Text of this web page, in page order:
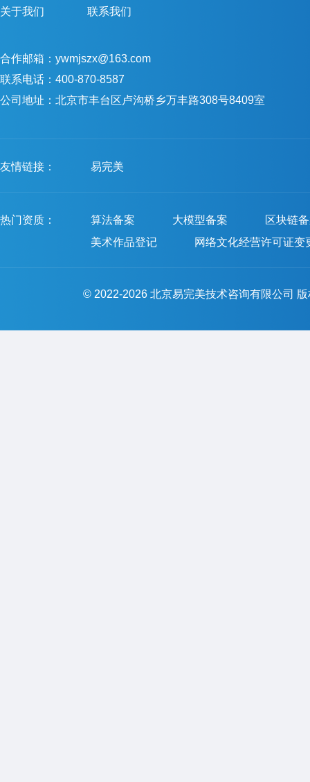
关于我们 联系我们
合作邮箱：ywmjszx@163.com
联系电话：400-870-8587
公司地址：北京市丰台区卢沟桥乡万丰路308号8409室
友情链接： 易完美
热门资质： 算法备案 大模型备案
区块链
美术作品登记
网络文化经营许可证变
© 2022-2026 北京易完美技术咨询有限公司 版